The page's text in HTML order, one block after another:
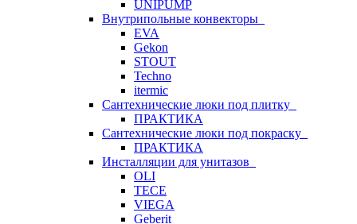
UNIPUMP
Внутрипольные конвекторы
EVA
Gekon
STOUT
Techno
itermic
Сантехнические люки под плитку
ПРАКТИКА
Сантехнические люки под покраску
ПРАКТИКА
Инсталляции для унитазов
OLI
TECE
VIEGA
Geberit